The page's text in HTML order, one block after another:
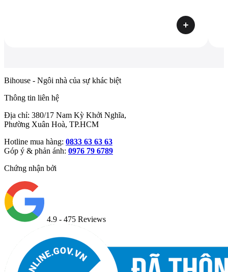
Bihouse - Ngôi nhà của sự khác biệt
Thông tin liên hệ
Địa chỉ: 380/17 Nam Kỳ Khởi Nghĩa,
Phường Xuân Hoà, TP.HCM
Hotline mua hàng: 0833 63 63 63
Góp ý & phản ánh: 0976 79 6789
Chứng nhận bởi
4.9 - 475 Reviews